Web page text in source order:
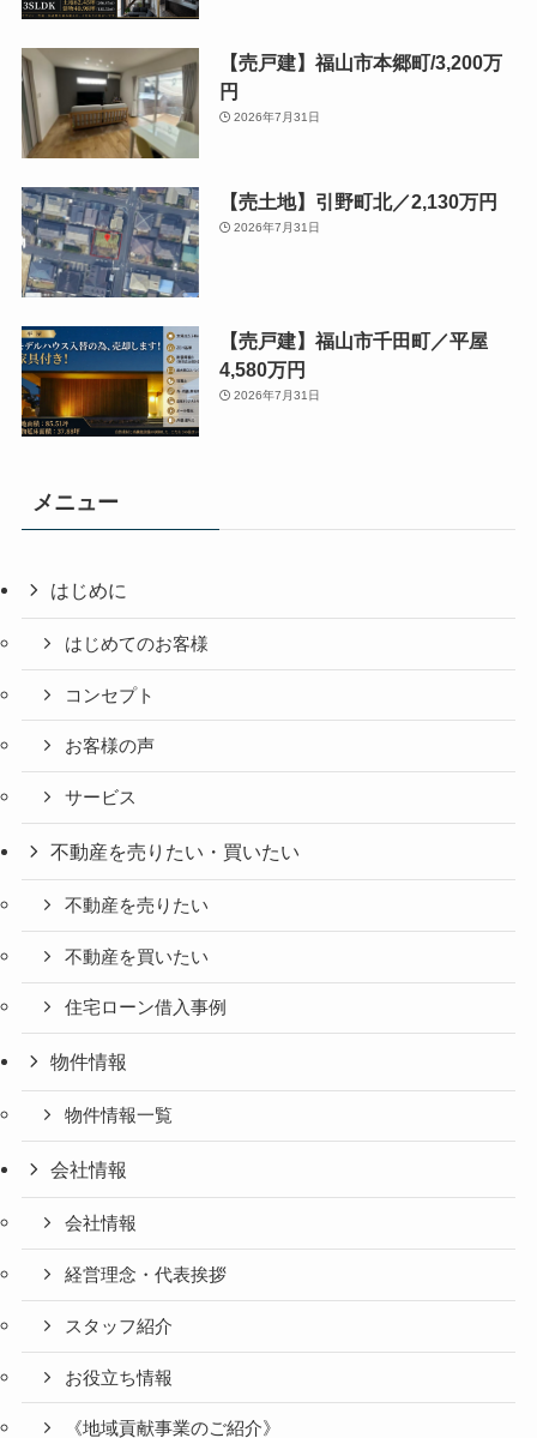
【売戸建】福山市本郷町/3,200万
円
2026年7月31日
【売土地】引野町北／2,130万円
2026年7月31日
【売戸建】福山市千田町／平屋
4,580万円
2026年7月31日
メニュー
はじめに
はじめてのお客様
コンセプト
お客様の声
サービス
不動産を売りたい・買いたい
不動産を売りたい
不動産を買いたい
住宅ローン借入事例
物件情報
物件情報一覧
会社情報
会社情報
経営理念・代表挨拶
スタッフ紹介
お役立ち情報
《地域貢献事業のご紹介》